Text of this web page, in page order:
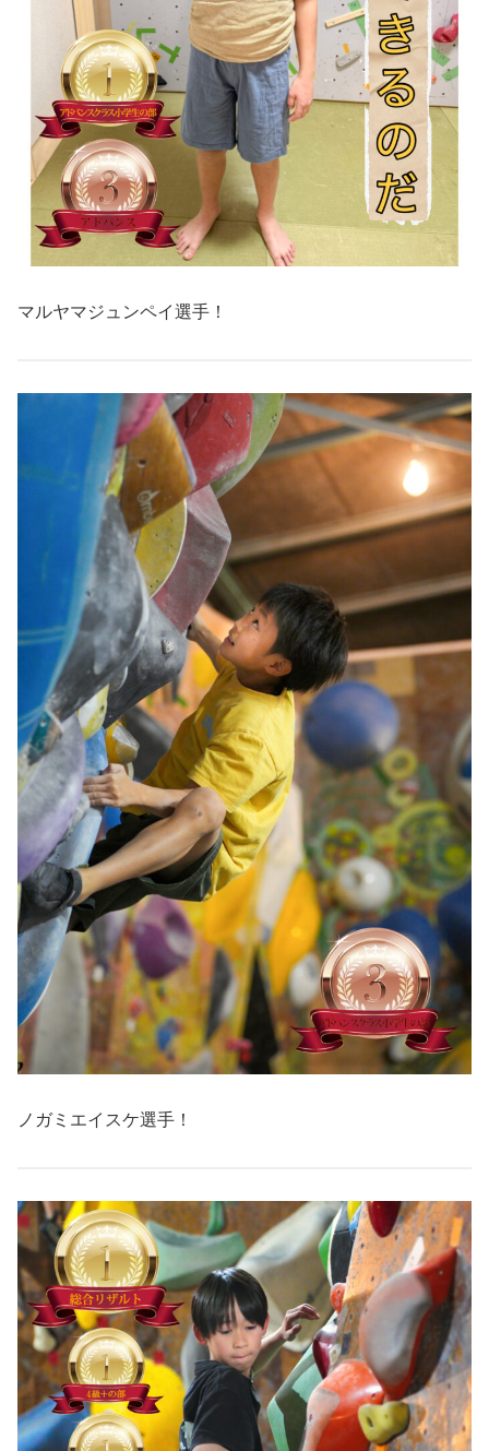
マルヤマジュンペイ選手！
ノガミエイスケ選手！